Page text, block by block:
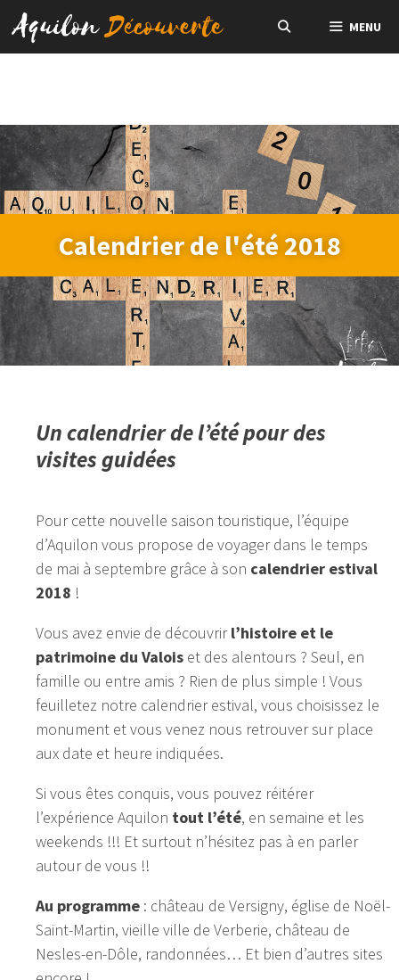
MENU
Calendrier de l'été 2018
Un calendrier de l’été pour des
visites guidées
Pour cette nouvelle saison touristique, l’équipe
d’Aquilon vous propose de voyager dans le temps
de mai à septembre grâce à son calendrier estival
2018 !
Vous avez envie de découvrirl’histoire et le
patrimoine du Valois et des alentours ? Seul, en
famille ou entre amis ? Rien de plus simple ! Vous
feuilletez notre calendrier estival, vous choisissez le
monument et vous venez nous retrouver sur place
aux date et heure indiquées.
Si vous êtes conquis, vous pouvez réitérer
l’expérience Aquilon tout l’été, en semaine et les
weekends !!! Et surtout n’hésitez pas à en parler
autour de vous !!
Au programme : château de Versigny, église de Noël-
Saint-Martin, vieille ville de Verberie, château de
Nesles-en-Dôle, randonnées… Et bien d’autres sites